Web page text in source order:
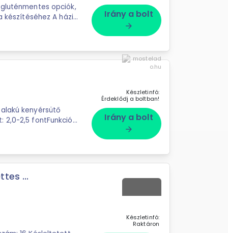
opciók,
készítéséhez A házi
Irány a bolt
arrow_forward
Készletinfó:
Érdeklődj a boltban!
Irány a bolt
arrow_forward
...
Készletinfó:
Raktáron